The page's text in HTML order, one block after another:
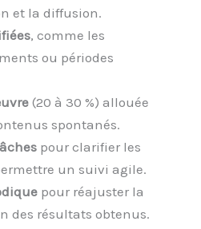
et la diffusion.
, comme les
ou périodes
(20 à 30 %) allouée
spontanés.
pour clarifier les
un suivi agile.
pour réajuster la
des résultats obtenus.